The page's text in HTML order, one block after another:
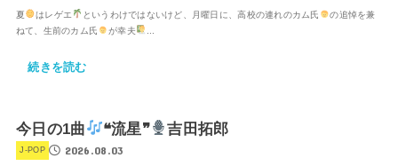
夏 はレゲエ というわけではないけど、月曜日に、高校の連れのカム氏
の追悼を兼
ねて、生前のカム氏
が幸夫
続きを読む
今日の1曲 ❝流星❞ 吉田拓郎
J-POP 2026.08.03